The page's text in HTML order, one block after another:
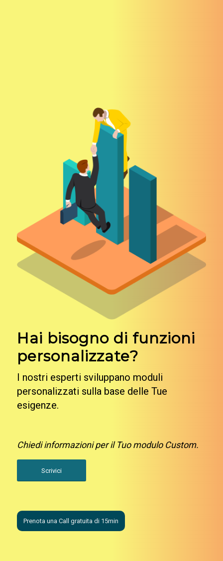
Hai bisogno di funzioni
personalizzate?
I nostri esperti sviluppano moduli
personalizzati sulla base delle Tue
esigenze.
Chiedi informazioni per il Tuo modulo Custom.
Scrivici
Prenota una Call gratuita di 15min